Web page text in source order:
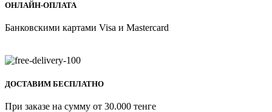
ОНЛАЙН-ОПЛАТА
Банковскими картами Visa и Mastercard
ДОСТАВИМ БЕСПЛАТНО
При заказе на сумму от 30.000 тенге